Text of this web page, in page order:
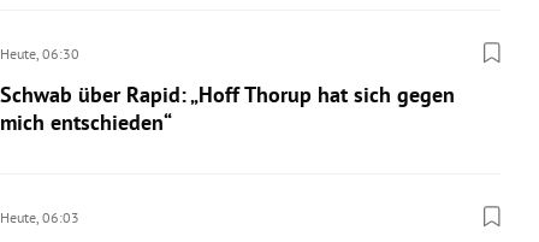
Heute, 06:30
Schwab über Rapid: „Hoff Thorup hat sich gegen
mich entschieden“
Heute, 06:03